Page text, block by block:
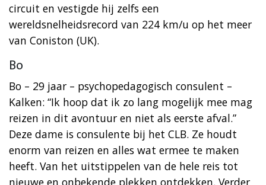
circuit en vestigde hij zelfs een
wereldsnelheidsrecord van 224 km/u op het meer
van Coniston (UK).
Bo
Bo – 29 jaar – psychopedagogisch consulent –
Kalken: “Ik hoop dat ik zo lang mogelijk mee mag
reizen in dit avontuur en niet als eerste afval.”
Deze dame is consulente bij het CLB. Ze houdt
enorm van reizen en alles wat ermee te maken
heeft. Van het uitstippelen van de hele reis tot
nieuwe en onbekende plekken ontdekken. Verder